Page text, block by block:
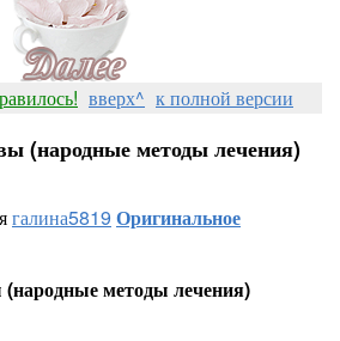
вверх^ к полной версии
(народные методы лечения)
галина5819 Оригинальное
(народные методы лечения)